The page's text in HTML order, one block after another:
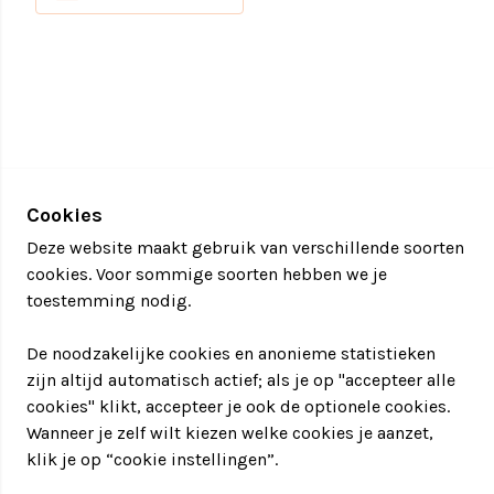
spelenop elke plek die je maar wenst.
Cookies
Deze website maakt gebruik van verschillende soorten
cookies. Voor sommige soorten hebben we je
toestemming nodig.
De noodzakelijke cookies en anonieme statistieken
zijn altijd automatisch actief; als je op "accepteer alle
cookies" klikt, accepteer je ook de optionele cookies.
Wanneer je zelf wilt kiezen welke cookies je aanzet,
klik je op “cookie instellingen”.